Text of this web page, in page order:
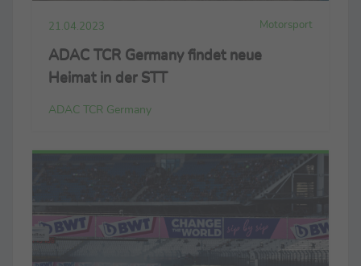
21.04.2023 Motorsport
ADAC TCR Germany findet neue
Heimat in der STT
ADAC TCR Germany